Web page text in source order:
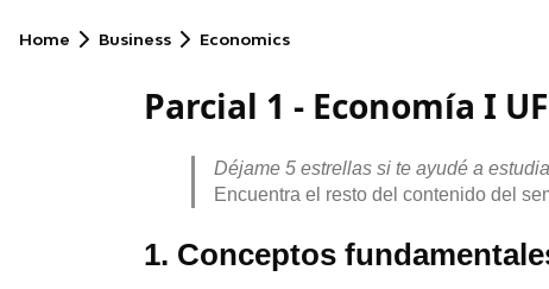
Home Business Economics
Parcial 1 - Economía I
Déjame 5 estrellas si te ayudé a
Encuentra el resto del contenido del
1. Conceptos